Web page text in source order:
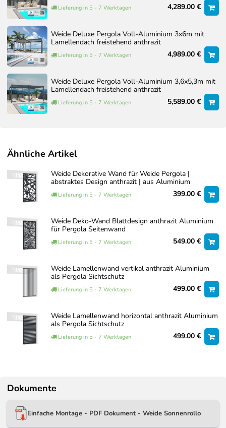
Lieferung in 5 - 7 Werktagen 4,289.00 €
Weide Deluxe Pergola Voll-Aluminium 3x6m mit
Lamellendach freistehend anthrazit
Lieferung in 5 - 7 Werktagen 4,989.00 €
Weide Deluxe Pergola Voll-Aluminium 3,6x5,3m mit
Lamellendach freistehend anthrazit
Lieferung in 5 - 7 Werktagen 5,589.00 €
Ähnliche Artikel
Weide Dekorative Wand für Weide Pergola |
abstraktes Design anthrazit | aus Aluminium
Lieferung in 5 - 7 Werktagen 399.00 €
Weide Deko-Wand Blattdesign anthrazit Aluminium
für Pergola Seitenwand
Lieferung in 5 - 7 Werktagen 549.00 €
Weide Lamellenwand vertikal anthrazit Aluminium
als Pergola Sichtschutz
Lieferung in 5 - 7 Werktagen 499.00 €
Weide Lamellenwand horizontal anthrazit Aluminium
als Pergola Sichtschutz
Lieferung in 5 - 7 Werktagen 499.00 €
Dokumente
Einfache Montage - PDF Dokument - Weide Sonnenrollo